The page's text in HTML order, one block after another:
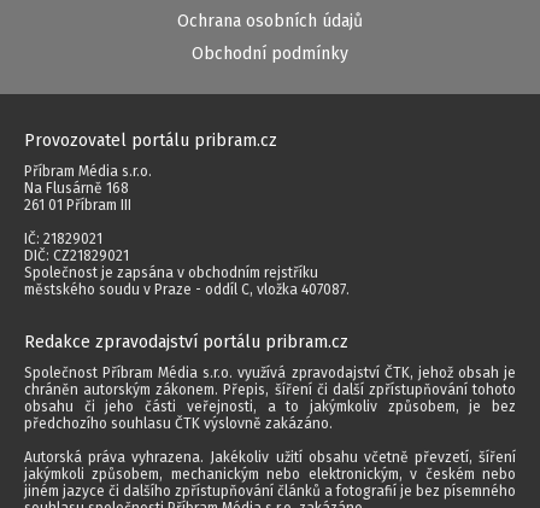
Ochrana osobních údajů
Obchodní podmínky
Provozovatel portálu pribram.cz
Příbram Média s.r.o.
Na Flusárně 168
261 01 Příbram III
IČ: 21829021
DIČ: CZ21829021
Společnost je zapsána v obchodním rejstříku
městského soudu v Praze - oddíl C, vložka 407087.
Redakce zpravodajství portálu pribram.cz
Společnost Příbram Média s.r.o. využívá zpravodajství ČTK, jehož obsah je
chráněn autorským zákonem. Přepis, šíření či další zpřístupňování tohoto
obsahu či jeho části veřejnosti, a to jakýmkoliv způsobem, je bez
předchozího souhlasu ČTK výslovně zakázáno.
Autorská práva vyhrazena. Jakékoliv užití obsahu včetně převzetí, šíření
jakýmkoli způsobem, mechanickým nebo elektronickým, v českém nebo
jiném jazyce či dalšího zpřístupňování článků a fotografií je bez písemného